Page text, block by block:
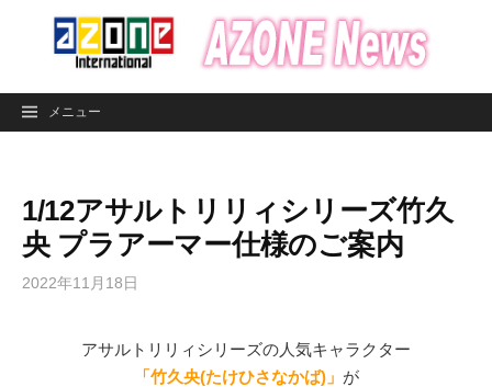
ン
メニュー
1/12アサルトリリィシリーズ竹久
央 プラアーマー仕様のご案内
2022年11月18日
アサルトリリィシリーズの人気キャラクター
「竹久央(たけひさなかば)」 が